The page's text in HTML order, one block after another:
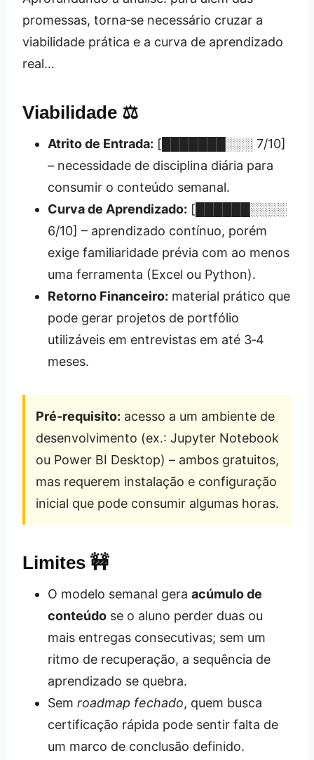
promessas, torna‑se necessário cruzar a
viabilidade prática e a curva de aprendizado
real…
Viabilidade ⚖️
Atrito de Entrada: [███████░░░ 7/10]
– necessidade de disciplina diária para
consumir o conteúdo semanal.
Curva de Aprendizado: [██████░░░░
6/10] – aprendizado contínuo, porém
exige familiaridade prévia com ao menos
uma ferramenta (Excel ou Python).
Retorno Financeiro: material prático que
pode gerar projetos de portfólio
utilizáveis em entrevistas em até 3‑4
meses.
Pré‑requisito: acesso a um ambiente de
desenvolvimento (ex.: Jupyter Notebook
ou Power BI Desktop) – ambos gratuitos,
mas requerem instalação e configuração
inicial que pode consumir algumas horas.
Limites 🚧
O modelo semanal gera acúmulo de
conteúdo se o aluno perder duas ou
mais entregas consecutivas; sem um
ritmo de recuperação, a sequência de
aprendizado se quebra.
Sem roadmap fechado, quem busca
certificação rápida pode sentir falta de
um marco de conclusão definido.